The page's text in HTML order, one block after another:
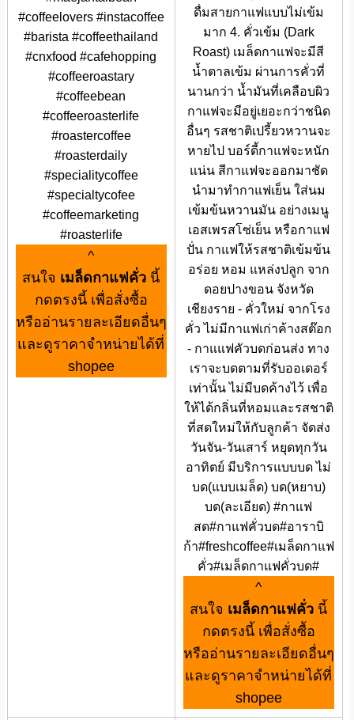
#coffeelovers #instacoffee
#barista #coffeethailand
#cnxfood #cafehopping
#coffeeroastary
#coffeebean
#coffeeroasterlife
#roastercoffee
#roasterdaily
#specialitycoffee
#specialtycofee
#coffeemarketing
#roasterlife
^
สนใจ เมล็ดกาแฟคั่ว นี้
กดตรงนี้ เพื่อสั่งซื้อ
หรืออ่านรายละเอียดอื่นๆ
และดูราคาจำหน่ายได้ที่
shopee
ดื่มสายกาแฟแบบไม่เข้ม
มาก 4. คั่วเข้ม (Dark
Roast) เมล็ดกาแฟจะมีสี
น้ำตาลเข้ม ผ่านการคั่วที่
นานกว่า น้ำมันที่เคลือบผิว
กาแฟจะมีอยู่เยอะกว่าชนิด
อื่นๆ รสชาติเปรี้ยวหวานจะ
หายไป บอร์ดี้กาแฟจะหนัก
แน่น สีกาแฟจะออกมาชัด
นำมาทำกาแฟเย็น ใส่นม
เข้มข้นหวานมัน อย่างเมนู
เอสเพรสโซ่เย็น หรือกาแฟ
ปั่น กาแฟให้รสชาติเข้มข้น
อร่อย หอม แหล่งปลูก จาก
ดอยปางขอน จังหวัด
เชียงราย - คั่วใหม่ จากโรง
คั่ว ไม่มีกาแฟเก่าค้างสต๊อก
- กาแแฟคัวบดก่อนส่ง ทาง
เราจะบดตามที่รับออเดอร์
เท่านั้น ไม่มีบดค้างไว้ เพื่อ
ให้ได้กลิ่นที่หอมและรสชาติ
ที่สดใหม่ให้กับลูกค้า จัดส่ง
วันจัน-วันเสาร์ หยุดทุกวัน
อาทิตย์ มีบริการแบบบด ไม่
บด(แบบเมล็ด) บด(หยาบ)
บด(ละเอียด) #กาแฟ
สด#กาแฟคั่วบด#อาราบิ
ก้า#freshcoffee#เมล็ดกาแฟ
คั่ว#เมล็ดกาแฟคั่วบด#
^
สนใจ เมล็ดกาแฟคั่ว นี้
กดตรงนี้ เพื่อสั่งซื้อ
หรืออ่านรายละเอียดอื่นๆ
และดูราคาจำหน่ายได้ที่
shopee